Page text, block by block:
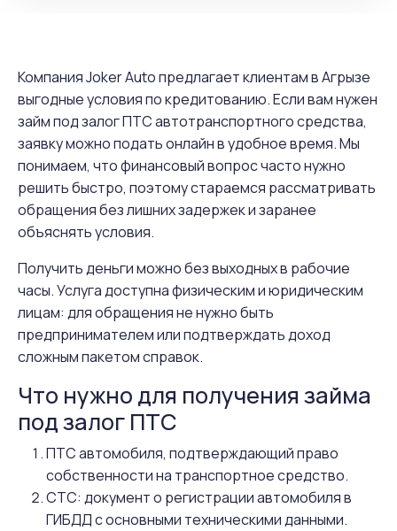
Компания Joker Auto предлагает клиентам в Агрызе
выгодные условия по кредитованию. Если вам нужен
займ под залог ПТС автотранспортного средства,
заявку можно подать онлайн в удобное время. Мы
понимаем, что финансовый вопрос часто нужно
решить быстро, поэтому стараемся рассматривать
обращения без лишних задержек и заранее
объяснять условия.
Получить деньги можно без выходных в рабочие
часы. Услуга доступна физическим и юридическим
лицам: для обращения не нужно быть
предпринимателем или подтверждать доход
сложным пакетом справок.
Что нужно для получения займа
под залог ПТС
ПТС автомобиля, подтверждающий право
собственности на транспортное средство.
СТС: документ о регистрации автомобиля в
ГИБДД с основными техническими данными.